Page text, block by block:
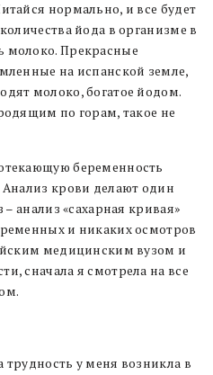
нормально, и все будет
йода в организме в
молоко. Прекрасные
на испанской земле,
молоко, богатое йодом.
по горам, такое не
беременность
крови делают один
анализ «сахарная кривая»
и никаких осмотров
медицинским вузом и
сначала я смотрела на все
у меня возникла в